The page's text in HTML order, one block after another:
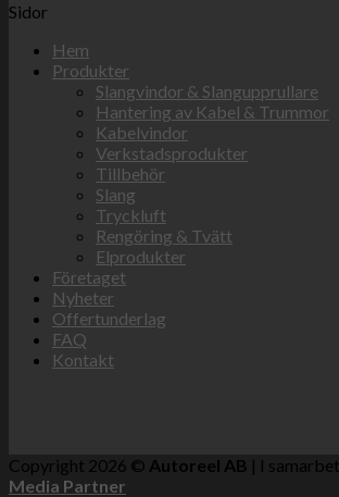
Sidor
Hem
Produkter
Slangvindor & Slangupprullare
Hantering av Kabel & Trummor
Kabelvindor
Verkstadsprodukter
Tillbehör
Slang
Tryckluft
Rengöring & Tvätt
Elprodukter
Företaget
Nyheter
Offertunderlag
FAQ
Kontakt
Copyright 2026 © Autoreel AB | I
Media Partner